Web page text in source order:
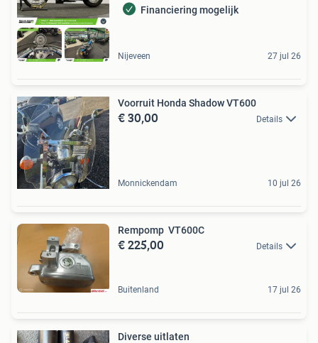
Financiering mogelijk
Nijeveen 27 jul 26
Voorruit Honda Shadow VT600
€ 30,00 Details
Monnickendam 10 jul 26
Rempomp VT600C
€ 225,00 Details
Buitenland 17 jul 26
Diverse uitlaten